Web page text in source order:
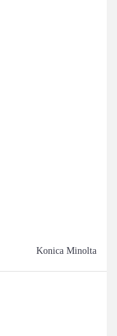
Konica Minolta